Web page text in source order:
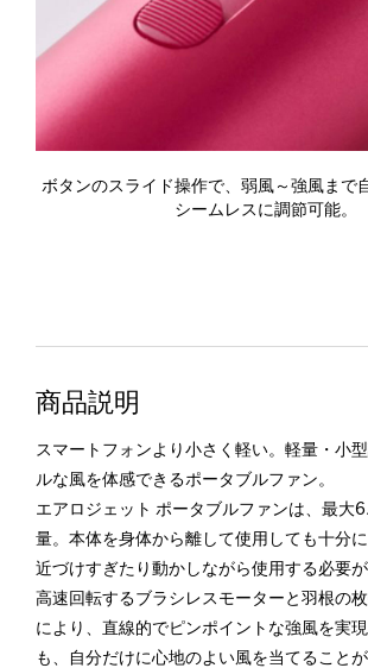
ボタンのスライド操作で、弱風～強風まで
シームレスに調節可能。
商品説明
スマートフォンより小さく軽い。軽量・小
ルな風を体感できるポータブルファン。
エアロジェット ポータブルファンは、最大
量。本体を身体から離して使用しても十分
近づけすぎたり動かしながら使用する必要が
高速回転するブラシレスモーターと羽根の
により、直線的でピンポイントな強風を実
も、自分だけに心地のよい風を当てることが